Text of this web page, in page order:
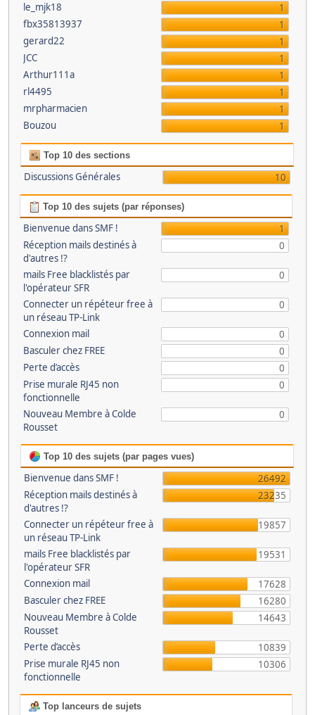
le_mjk18
1
fbx35813937
1
gerard22
1
JCC
1
Arthur111a
1
rl4495
1
mrpharmacien
1
Bouzou
1
Top 10 des sections
Discussions Générales 10
Top 10 des sujets (par réponses)
Bienvenue dans SMF !
1
Réception mails destinés à
d'autres !?
0
mails Free blacklistés par
l'opérateur SFR
0
Connecter un répéteur free à
un réseau TP-Link
0
Connexion mail
0
Basculer chez FREE
0
Perte d’accès
0
Prise murale RJ45 non
fonctionnelle
0
Nouveau Membre à Colde
Rousset
0
Top 10 des sujets (par pages vues)
Bienvenue dans SMF !
26492
Réception mails destinés à
d'autres !?
23235
Connecter un répéteur free à
un réseau TP-Link
19857
mails Free blacklistés par
l'opérateur SFR
19531
Connexion mail
17628
Basculer chez FREE
16280
Nouveau Membre à Colde
Rousset
14643
Perte d’accès
10839
Prise murale RJ45 non
fonctionnelle
10306
Top lanceurs de sujets